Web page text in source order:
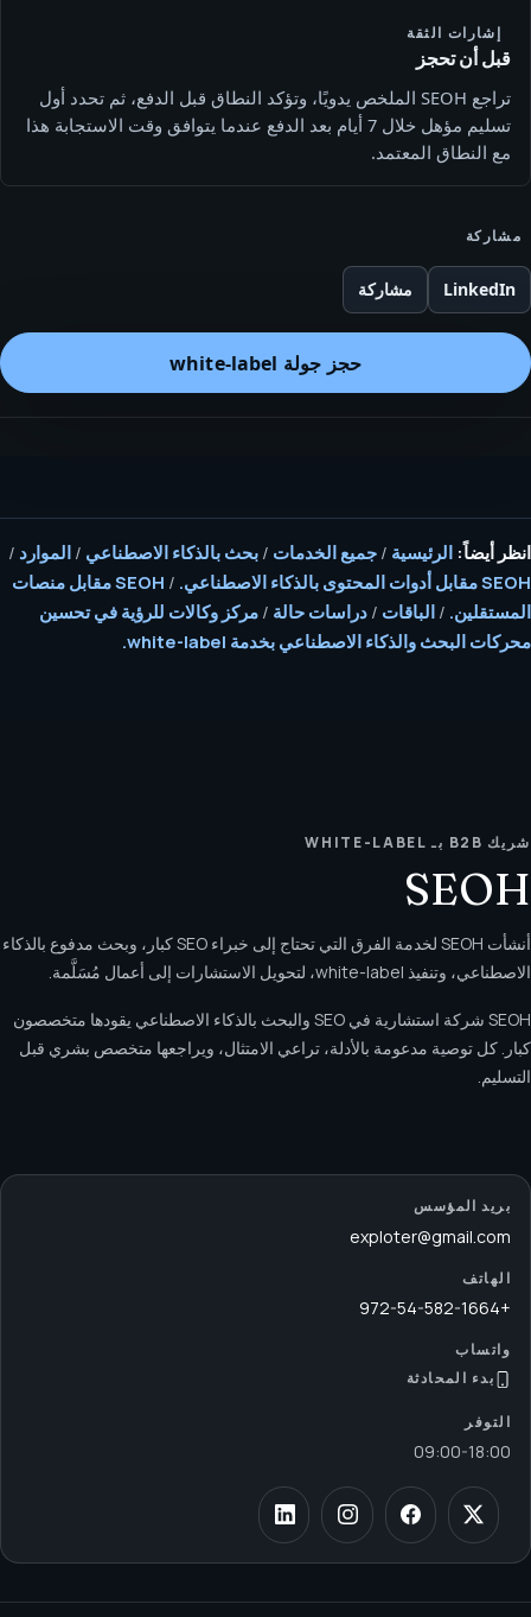
إشارات الثقة
قبل أن تحجز
تراجع SEOH الملخص يدويًا، وتؤكد النطاق قبل الدفع، ثم تحدد أول
تسليم مؤهل خلال 7 أيام بعد الدفع عندما يتوافق وقت الاستجابة هذا
مع النطاق المعتمد.
مشاركة
LinkedIn مشاركة
حجز جولة white-label
انظر أيضاً: الرئيسية / جميع الخدمات / بحث بالذكاء الاصطناعي / الموارد /
SEOH مقابل أدوات المحتوى بالذكاء الاصطناعي.
/
SEOH مقابل منصات
المستقلين. / الباقات / دراسات حالة / مركز وكالات للرؤية في تحسين
محركات البحث والذكاء الاصطناعي بخدمة white-label.
شريك B2B بـ WHITE-LABEL
SEOH
أنشأت SEOH لخدمة الفرق التي تحتاج إلى خبراء SEO كبار، وبحث مدفوع بالذكاء
الاصطناعي، وتنفيذ white-label، لتحويل الاستشارات إلى أعمال مُسَلَّمة.
SEOH شركة استشارية في SEO والبحث بالذكاء الاصطناعي يقودها متخصصون
كبار. كل توصية مدعومة بالأدلة، تراعي الامتثال، ويراجعها متخصص بشري قبل
التسليم.
بريد المؤسس
exploter@gmail.com
الهاتف
+972-54-582-1664
واتساب
بدء المحادثة
التوفر
09:00-18:00